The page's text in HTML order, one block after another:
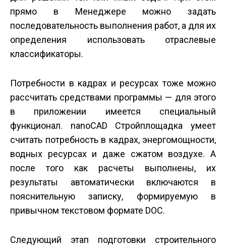
прямо в Менеджере можно задать
последовательность выполнения работ, а для их
определения использовать отраслевые
классификаторы.
Потребности в кадрах и ресурсах тоже можно
рассчитать средствами программы — для этого
в приложении имеется специальный
функционал. nanoCAD Стройплощадка умеет
считать потребность в кадрах, энергомощности,
водных ресурсах и даже сжатом воздухе. А
после того как расчеты выполнены, их
результаты автоматически включаются в
пояснительную записку, формируемую в
привычном текстовом формате DOC.
Следующий этап подготовки строительного